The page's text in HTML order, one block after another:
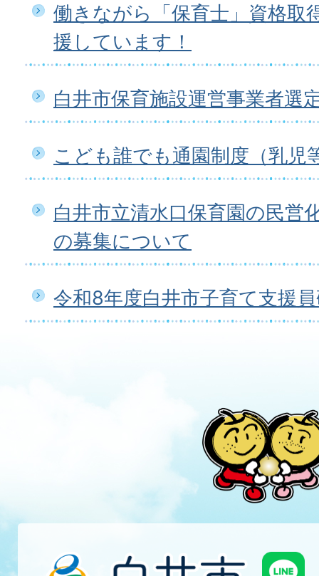
働きながら「保育士」資格取
援しています！
白井市保育施設運営事業者選
こども誰でも通園制度（乳児
白井市立清水口保育園の民営
の募集について
令和8年度白井市子育て支援